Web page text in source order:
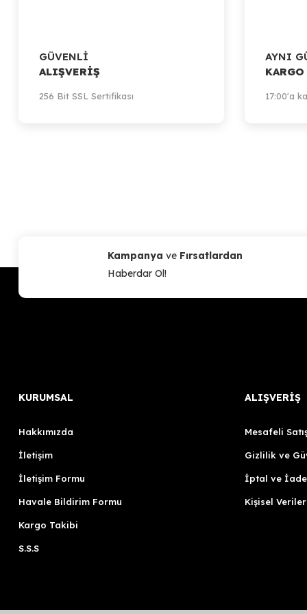
GÜVENLİ
ALIŞVERİŞ
256 Bit SSL Sertifikası
AYNI
KARGO
17:00'a
Kampanya ve Fırsatlardan
Haberdar Ol!
KURUMSAL
Hakkımızda
İletişim
İletişim Formu
Havale Bildirim Formu
Kargo Takibi
S.S.S
ALIŞVERİŞ
Mesafeli
Gizlilik ve
İptal ve İade
Kişisel